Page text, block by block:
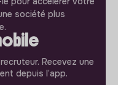
société plus
Recevez une
depuis l’app.